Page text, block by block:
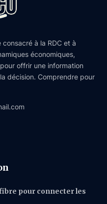
à la RDC et à
économiques,
offrir une information
décision. Comprendre pour
fibre pour connecter les